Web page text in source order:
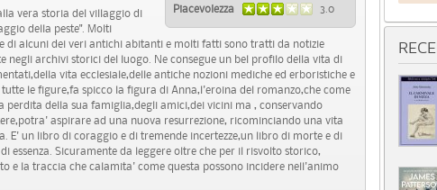
Piacevolezza
3.0
vera storia del villaggio di
della peste". Molti
alcuni dei veri antichi abitanti e molti fatti sono tratti da notizie
negli archivi storici del luogo. Ne consegue un bel profilo della vita di
vita ecclesiale,delle antiche nozioni mediche ed erboristiche e
le figure,fa spicco la figura di Anna,l'eroina del romanzo,che come
della sua famiglia,degli amici,dei vicini ma , conservando
aspirare ad una nuova resurrezione, ricominciando una vita
E' un libro di coraggio e di tremende incertezze,un libro di morte e di
essenza. Sicuramente da leggere oltre che per il risvolto storico,
e la traccia che calamita' come questa possono incidere nell'animo